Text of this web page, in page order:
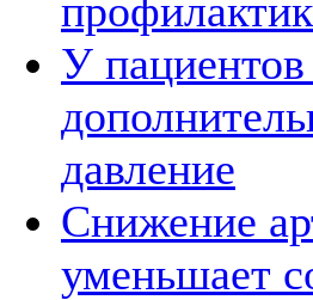
У
давление
Снижение
уменьшает